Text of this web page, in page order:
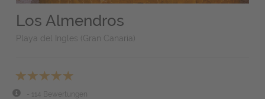
Los Almendros
Playa del Ingles (Gran Canaria)
- 114 Bewertungen